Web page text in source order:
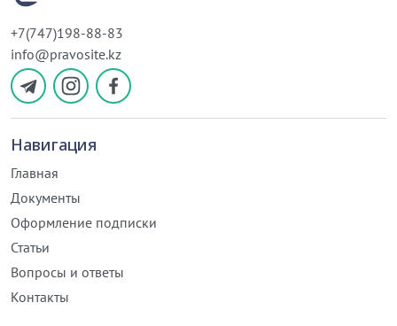
+7(747)198-88-83
info@pravosite.kz
Навигация
Главная
Документы
Оформление подписки
Статьи
Вопросы и ответы
Контакты